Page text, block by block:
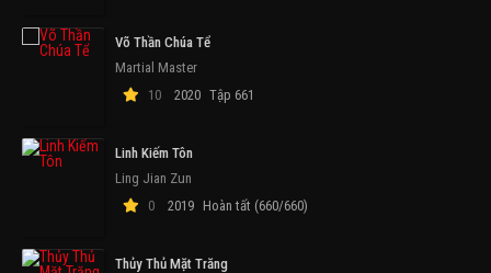
Võ Thần Chúa Tể
Martial Master
10
2020 Tập 661
Linh Kiếm Tôn
Ling Jian Zun
0
2019 Hoàn tất (660/660)
Thủy Thủ Mặt Trăng